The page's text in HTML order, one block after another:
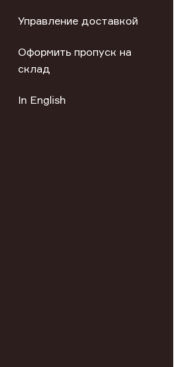
Управление доставкой
Оформить пропуск на
склад
In English